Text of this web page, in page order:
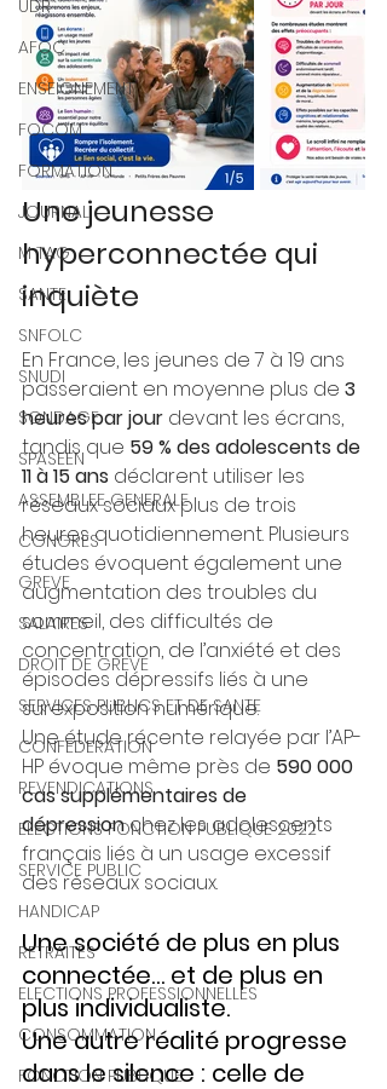
UDR
AFOC
ENSEIGNEMENT
FOCOM
FORMATION
JOURNAL
M TAG
SANTE
SNFOLC
SNUDI
SONDAGE
SPASEEN
ASSEMBLEE GENERALE
CONGRES
GREVE
SALAIRES
DROIT DE GREVE
SERVICES PUBLICS ET DE SANTE
CONFEDERATION
REVENDICATIONS
ELECTIONS FONCTION PUBLIQUE 2022
SERVICE PUBLIC
HANDICAP
RETRAITES
ELECTIONS PROFESSIONNELLES
CONSOMMATION
FONCTION PUBLIQUE
Une jeunesse
hyperconnectée qui
inquiète
En France, les jeunes de 7 à 19 ans
passeraient en moyenne plus de 3
heures par jour devant les écrans,
tandis que 59 % des adolescents de
11 à 15 ans déclarent utiliser les
réseaux sociaux plus de trois
heures quotidiennement. Plusieurs
études évoquent également une
augmentation des troubles du
sommeil, des difficultés de
concentration, de l’anxiété et des
épisodes dépressifs liés à une
surexposition numérique.
Une étude récente relayée par l’AP-
HP évoque même près de 590 000
cas supplémentaires de
dépression chez les adolescents
français liés à un usage excessif
des réseaux sociaux.
Une société de plus en plus
connectée… et de plus en
plus individualiste.
Une autre réalité progresse
dans le silence : celle de